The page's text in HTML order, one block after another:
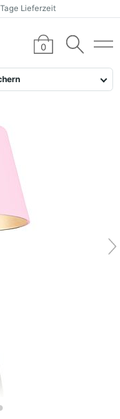
Tage Lieferzeit
0